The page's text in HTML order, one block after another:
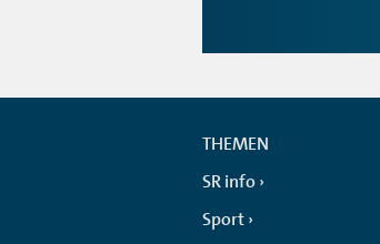
THEMEN
SR info
Sport